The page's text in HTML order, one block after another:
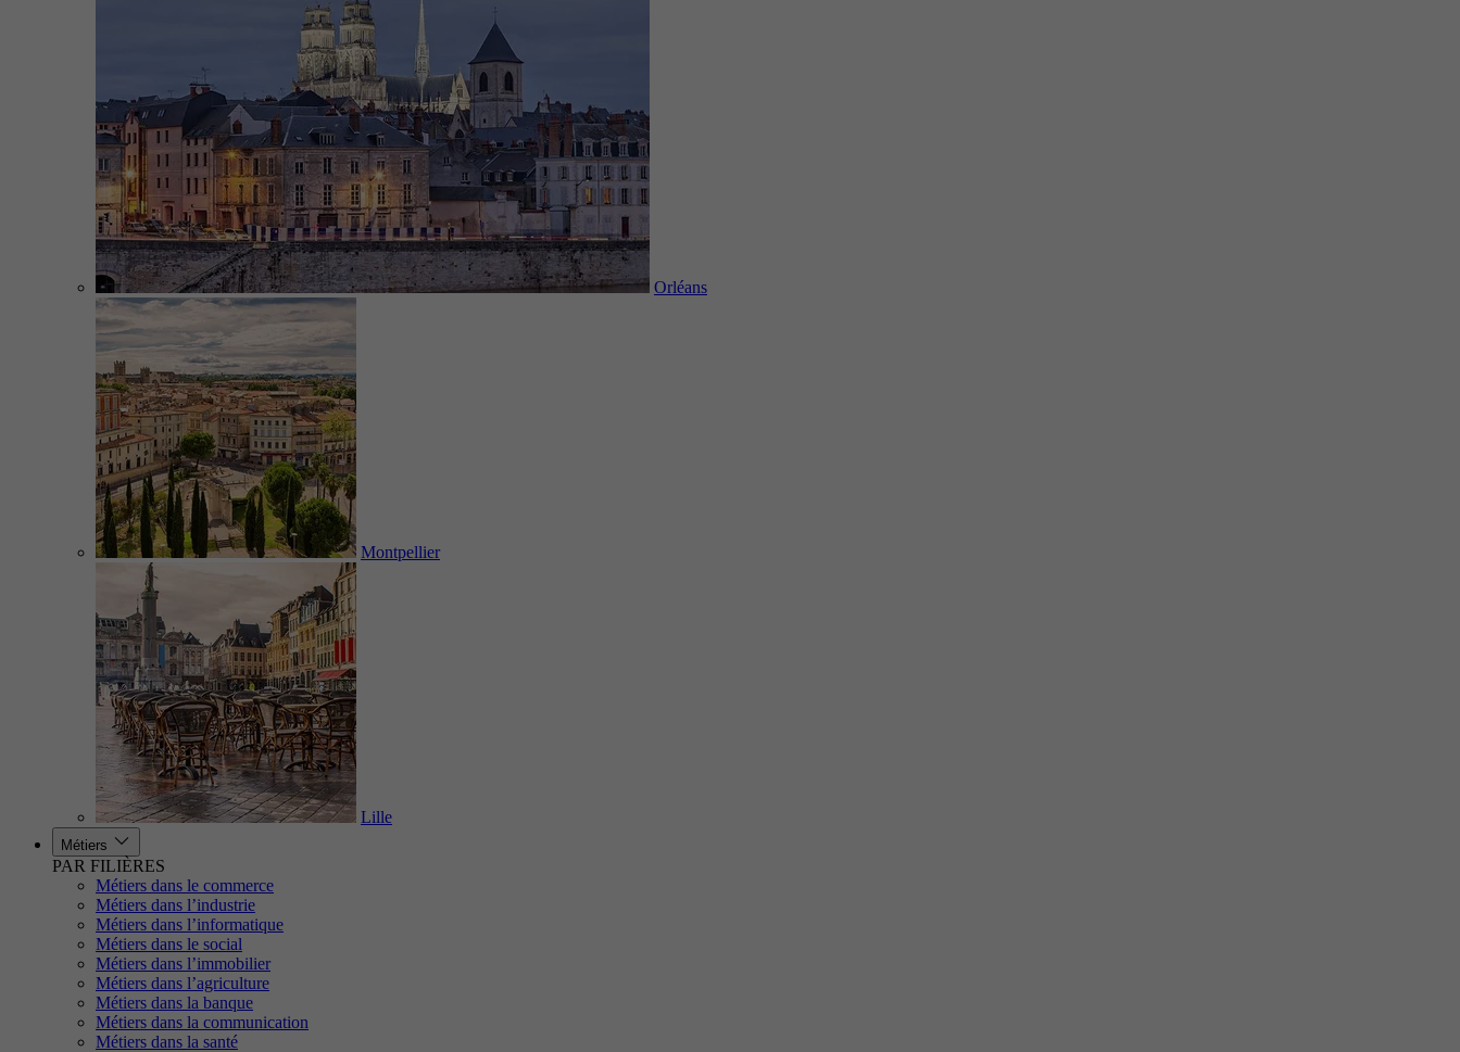
Orléans
Montpellier
Lille
Métiers
PAR FILIÈRES
Métiers dans le commerce
Métiers dans l’industrie
Métiers dans l’informatique
Métiers dans le social
Métiers dans l’immobilier
Métiers dans l’agriculture
Métiers dans la banque
Métiers dans la communication
Métiers dans la santé